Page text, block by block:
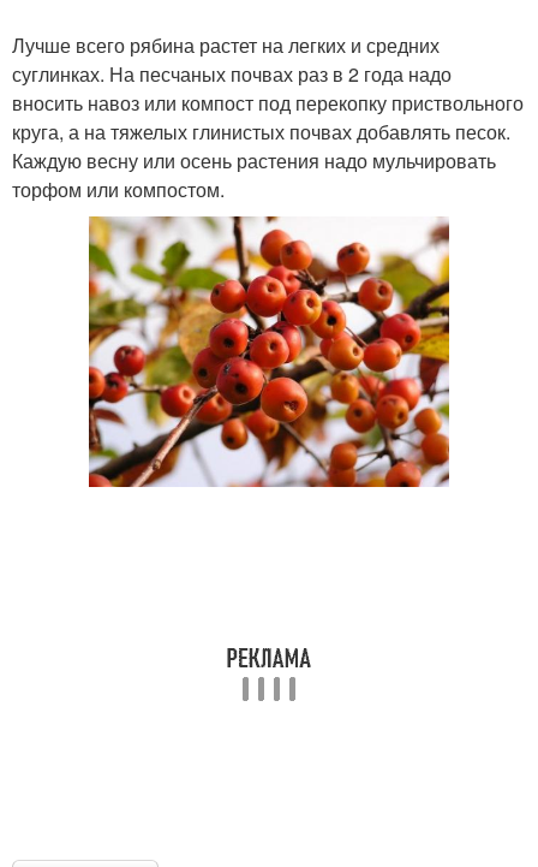
Лучше всего рябина растет на легких и средних
суглинках. На песчаных почвах раз в 2 года надо
вносить навоз или компост под перекопку приствольного
круга, а на тяжелых глинистых почвах добавлять песок.
Каждую весну или осень растения надо мульчировать
торфом или компостом.